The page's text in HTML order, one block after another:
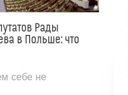
Рады
в Польше: что
себе не